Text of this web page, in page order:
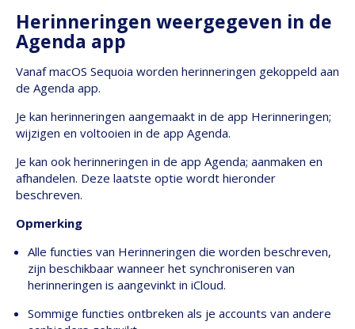
Herinneringen weergegeven in de
Agenda app
Vanaf macOS Sequoia worden herinneringen gekoppeld aan
de Agenda app.
Je kan herinneringen aangemaakt in de app Herinneringen;
wijzigen en voltooien in de app Agenda.
Je kan ook herinneringen in de app Agenda; aanmaken en
afhandelen. Deze laatste optie wordt hieronder
beschreven.
Opmerking
Alle functies van Herinneringen die worden beschreven,
zijn beschikbaar wanneer het synchroniseren van
herinneringen is aangevinkt in iCloud.
Sommige functies ontbreken als je accounts van andere